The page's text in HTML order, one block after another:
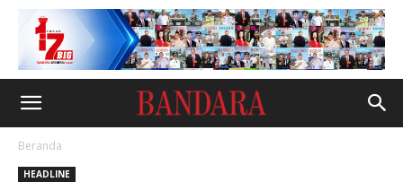
Beranda
HEADLINE